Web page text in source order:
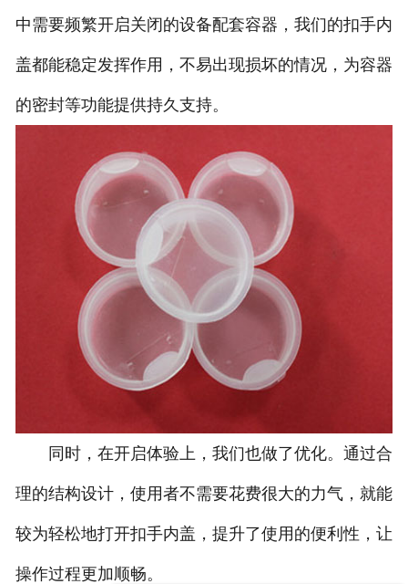
中需要频繁开启关闭的设备配套容器，我们的扣手内
盖都能稳定发挥作用，不易出现损坏的情况，为容器
的密封等功能提供持久支持。
同时，在开启体验上，我们也做了优化。通过合
理的结构设计，使用者不需要花费很大的力气，就能
较为轻松地打开扣手内盖，提升了使用的便利性，让
操作过程更加顺畅。